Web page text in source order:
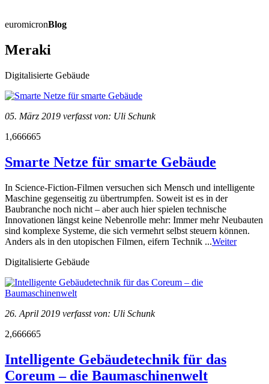
euromicronBlog
Meraki
Digitalisierte Gebäude
05. März 2019 verfasst von: Uli Schunk
1,666665
Smarte Netze für smarte Gebäude
In Science-Fiction-Filmen versuchen sich Mensch und intelligente
Maschine gegenseitig zu übertrumpfen. Soweit ist es in der
Baubranche noch nicht – aber auch hier spielen technische
Innovationen längst keine Nebenrolle mehr: Immer mehr Neubauten
sind komplexe Systeme, die sich vermehrt selbst steuern können.
Anders als in den utopischen Filmen, eifern Technik ...Weiter
Digitalisierte Gebäude
26. April 2019 verfasst von: Uli Schunk
2,666665
Intelligente Gebäudetechnik für das
Coreum – die Baumaschinenwelt